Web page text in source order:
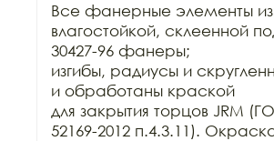
Все фанерные элементы
влагостойкой, склеенной
30427-96 фанеры;
изгибы, радиусы и
и обработаны краской
для закрытия торцов JRM
52169-2012 п.4.3.11).